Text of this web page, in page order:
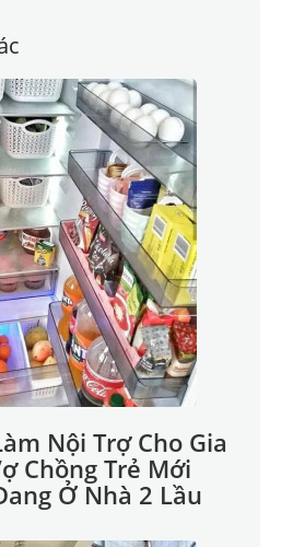
Nội Trợ Cho Gia
Chồng Trẻ Mới
Ở Nhà 2 Lầu